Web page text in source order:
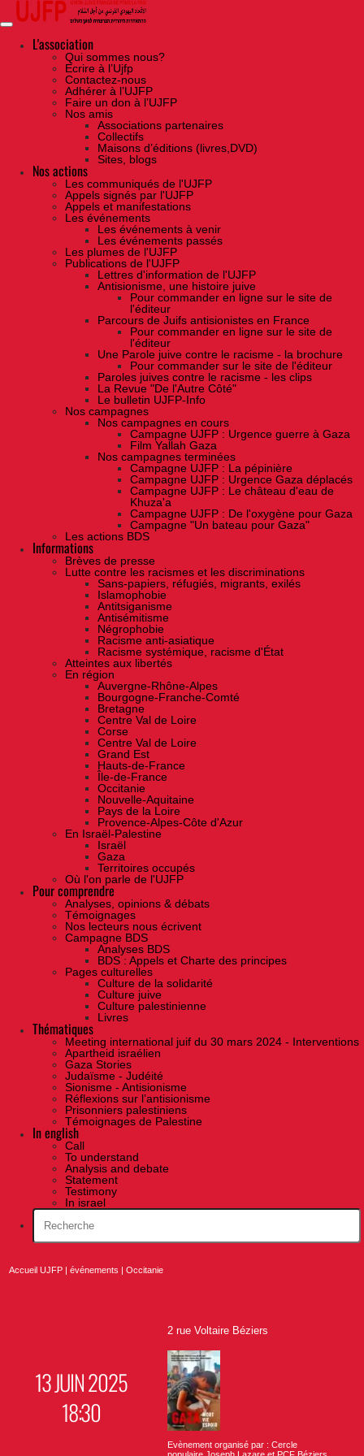
Skip
the
contentL'association
Qui sommes nous?
Ecrire à l’Ujfp
Contactez-nous
Adhérer à l’UJFP
Faire un don à l’UJFP
Nos amis
Associations partenaires
Collectifs
Maisons d’éditions (livres,DVD)
Sites, blogs
Nos actions
Les communiqués de l'UJFP
Appels signés par l'UJFP
Appels et manifestations
Les événements
Les événements à venir
Les événements passés
Les plumes de l'UJFP
Publications de l'UJFP
Lettres d'information de l'UJFP
Antisionisme, une histoire juive
Pour commander en ligne sur le site de
l'éditeur
Parcours de Juifs antisionistes en France
Pour commander en ligne sur le site de
l'éditeur
Une Parole juive contre le racisme - la brochure
Pour commander sur le site de l'éditeur
Paroles juives contre le racisme - les clips
La Revue "De l'Autre Côté"
Le bulletin UJFP-Info
Nos campagnes
Nos campagnes en cours
Campagne UJFP : Urgence guerre à Gaza
Film Yallah Gaza
Nos campagnes terminées
Campagne UJFP : La pépinière
Campagne UJFP : Urgence Gaza déplacés
Campagne UJFP : Le château d'eau de
Khuza'a
Campagne UJFP : De l'oxygène pour Gaza
Campagne "Un bateau pour Gaza"
Les actions BDS
Informations
Brèves de presse
Lutte contre les racismes et les discriminations
Sans-papiers, réfugiés, migrants, exilés
Islamophobie
Antitsiganisme
Antisémitisme
Négrophobie
Racisme anti-asiatique
Racisme systémique, racisme d'État
Atteintes aux libertés
En région
Auvergne-Rhône-Alpes
Bourgogne-Franche-Comté
Bretagne
Centre Val de Loire
Corse
Centre Val de Loire
Grand Est
Hauts-de-France
Île-de-France
Occitanie
Nouvelle-Aquitaine
Pays de la Loire
Provence-Alpes-Côte d'Azur
En Israël-Palestine
Israël
Gaza
Territoires occupés
Où l'on parle de l'UJFP
Pour comprendre
Analyses, opinions & débats
Témoignages
Nos lecteurs nous écrivent
Campagne BDS
Analyses BDS
BDS : Appels et Charte des principes
Pages culturelles
Culture de la solidarité
Culture juive
Culture palestinienne
Livres
Thématiques
Meeting international juif du 30 mars 2024 - Interventions
Apartheid israélien
Gaza Stories
Judaïsme - Judéité
Sionisme - Antisionisme
Réflexions sur l’antisionisme
Prisonniers palestiniens
Témoignages de Palestine
In english
Call
To understand
Analysis and debate
Statement
Testimony
In israel
Accueil UJFP |événements |Occitanie
13 JUIN 2025
18:30
2 rue Voltaire Béziers
Evènement organisé par : Cercle